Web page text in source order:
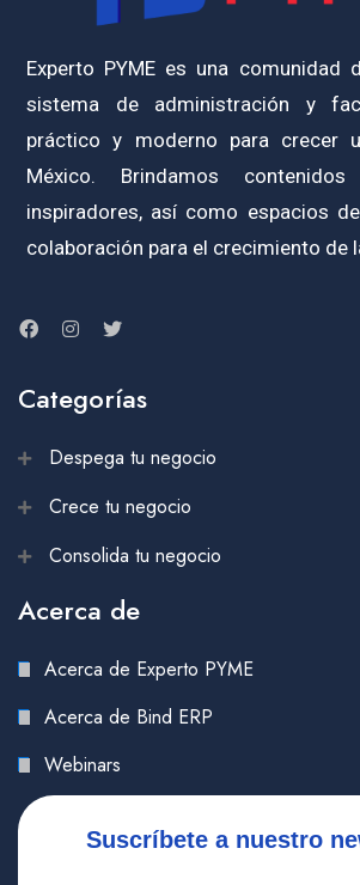
Experto PYME es una comunidad
sistema de administración y
práctico y moderno para crecer
México. Brindamos
inspiradores, así como espacios
colaboración para el crecimiento de
Categorías
Despega tu negocio
Crece tu negocio
Consolida tu negocio
Acerca de
Acerca de Experto PYME
Acerca de Bind ERP
Webinars
Suscríbete a nuestro